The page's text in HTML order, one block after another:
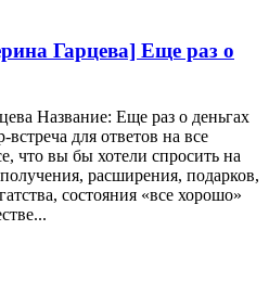
Гарцева] Еще раз о
Название: Еще раз о деньгах
для ответов на все
что вы бы хотели спросить на
расширения, подарков,
состояния «все хорошо»